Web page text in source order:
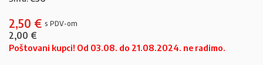
2,50 €
2,00 €
Poštovani kupci! Od 03.08. do 21.08.2024. ne radimo.